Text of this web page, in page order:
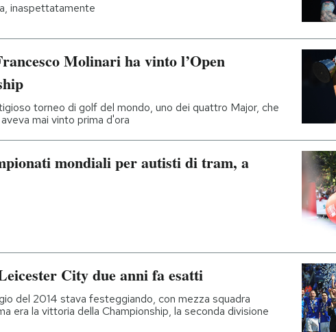
inaspettatamente
Molinari ha vinto l’Open
torneo di golf del mondo, uno dei quattro Major, che
mai vinto prima d'ora
mondiali per autisti di tram, a
City due anni fa esatti
del 2014 stava festeggiando, con mezza squadra
era la vittoria della Championship, la seconda divisione